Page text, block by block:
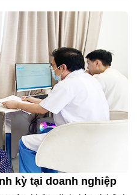
kỳ tại doanh nghiệp